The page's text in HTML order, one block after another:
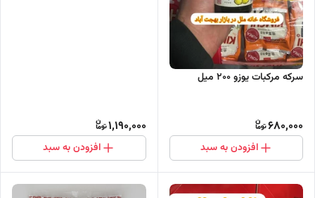
سرکه مرکبات یوزو ٢٠٠ میل
680,000
افزودن به سبد
1,190,000
افزودن به سبد